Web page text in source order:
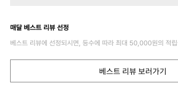
매달 베스트 리뷰 선정
베스트 리뷰에 선정되시면, 등수에 따라 최대 50,000원의 적
베스트 리뷰 보러가기